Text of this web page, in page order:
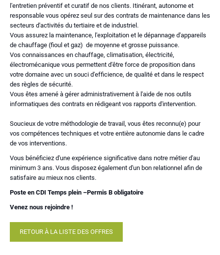
l'entretien préventif et curatif de nos clients. Itinérant, autonome et
responsable vous opérez seul sur des contrats de maintenance dans les
secteurs d'activités du tertiaire et de industriel.
Vous assurez la maintenance, l'exploitation et le dépannage d'appareils
de chauffage (fioul et gaz) de moyenne et grosse puissance.
Vos connaissances en chauffage, climatisation, électricité,
électromécanique vous permettent d'être force de proposition dans
votre domaine avec un souci d'efficience, de qualité et dans le respect
des règles de sécurité.
Vous êtes amené à gérer administrativement à l'aide de nos outils
informatiques des contrats en rédigeant vos rapports d'intervention.
Soucieux de votre méthodologie de travail, vous êtes reconnu(e) pour
vos compétences techniques et votre entière autonomie dans le cadre
de vos interventions.
Vous bénéficiez d'une expérience significative dans notre métier d'au
minimum 3 ans. Vous disposez également d'un bon relationnel afin de
satisfaire au mieux nos clients.
Poste en CDI Temps plein –Permis B obligatoire
Venez nous rejoindre !
RETOUR À LA LISTE DES OFFRES